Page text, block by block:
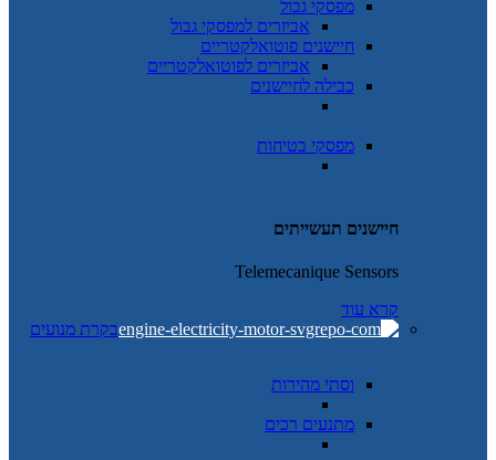
מפסקי גבול
אביזרים למפסקי גבול
חיישנים פוטואלקטריים
אביזרים לפוטואלקטריים
כבילה לחיישנים
מפסקי בטיחות
חיישנים תעשייתים
Telemecanique Sensors
קרא עוד
בקרת מנועים
וסתי מהירות
מתנעים רכים